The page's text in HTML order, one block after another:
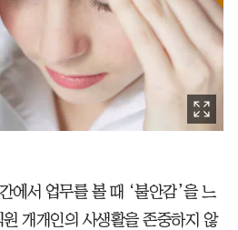
에서 업무를 볼 때 ‘불안감’을 느
개개인의 사생활을 존중하지 않